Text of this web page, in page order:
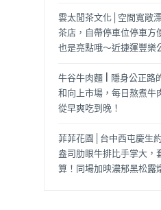
雲太閒茶文化│空間寬敞
茶店，自帶停車位停車方
也是亮點哦～近捷運豐樂
牛谷牛肉麵 | 隱身公正路
和向上市場，每日熬煮牛
從早爽吃到晚！
菲菲花園│台中西屯慶生
盎司肋眼牛排比手掌大，
算！同場加映濃郁黑松露